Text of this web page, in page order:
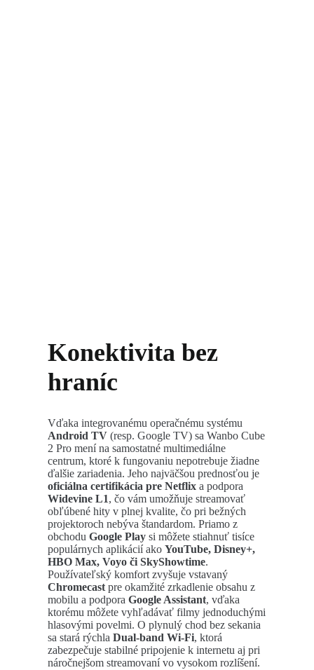
Konektivita bez
hraníc
Vďaka integrovanému operačnému systému
Android TV (resp. Google TV) sa Wanbo Cube
2 Pro mení na samostatné multimediálne
centrum, ktoré k fungovaniu nepotrebuje žiadne
ďalšie zariadenia. Jeho najväčšou prednosťou je
oficiálna certifikácia pre Netflix a podpora
Widevine L1, čo vám umožňuje streamovať
obľúbené hity v plnej kvalite, čo pri bežných
projektoroch nebýva štandardom. Priamo z
obchodu Google Play si môžete stiahnuť tisíce
populárnych aplikácií ako YouTube, Disney+,
HBO Max, Voyo či SkyShowtime.
Používateľský komfort zvyšuje vstavaný
Chromecastpre okamžité zrkadlenie obsahu z
mobilu a podpora Google Assistant, vďaka
ktorému môžete vyhľadávať filmy jednoduchými
hlasovými povelmi. O plynulý chod bez sekania
sa stará rýchla Dual-band Wi-Fi, ktorá
zabezpečuje stabilné pripojenie k internetu aj pri
náročnejšom streamovaní vo vysokom rozlíšení.